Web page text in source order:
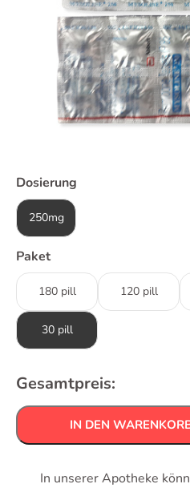
Dosierung
250mg
Paket
180 pill 120 pill
30 pill
Gesamtpreis:
IN DEN
In unserer Apotheke